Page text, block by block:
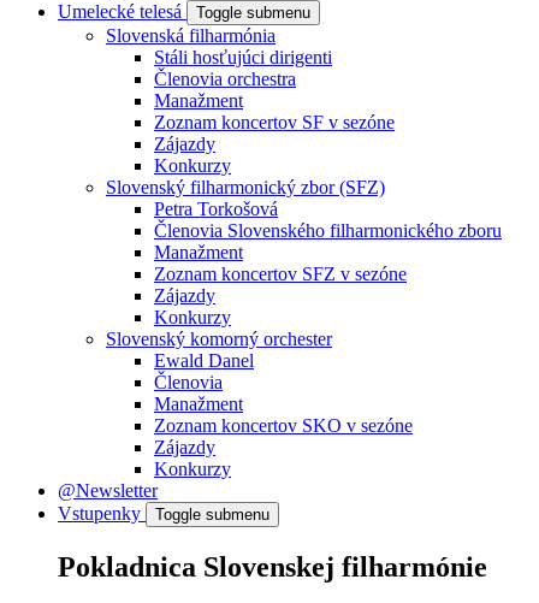
Umelecké telesá
Toggle submenu
Slovenská filharmónia
Stáli hosťujúci dirigenti
Členovia orchestra
Manažment
Zoznam koncertov SF v sezóne
Zájazdy
Konkurzy
Slovenský filharmonický zbor (SFZ)
Petra Torkošová
Členovia Slovenského filharmonického zboru
Manažment
Zoznam koncertov SFZ v sezóne
Zájazdy
Konkurzy
Slovenský komorný orchester
Ewald Danel
Členovia
Manažment
Zoznam koncertov SKO v sezóne
Zájazdy
Konkurzy
@Newsletter
Vstupenky
Toggle submenu
Pokladnica Slovenskej filharmónie